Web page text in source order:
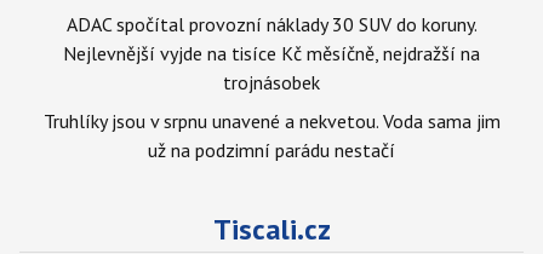
ADAC spočítal provozní náklady 30 SUV do koruny.
Nejlevnější vyjde na tisíce Kč měsíčně, nejdražší na
trojnásobek
Truhlíky jsou v srpnu unavené a nekvetou. Voda sama jim
už na podzimní parádu nestačí
Tiscali.cz